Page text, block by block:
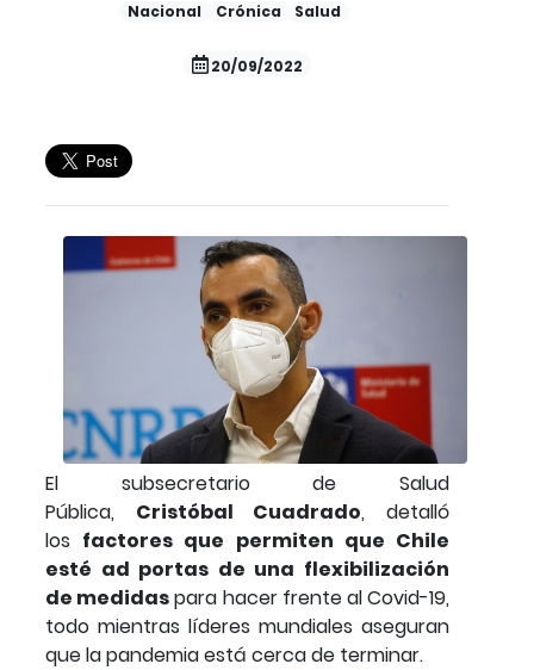
Nacional Crónica Salud
20/09/2022
El subsecretario de Salud
Pública, Cristóbal Cuadrado, detalló
los factores que permiten que Chile
esté ad portas de una flexibilización
de medidaspara hacer frente al Covid-19,
todo mientras líderes mundiales aseguran
que la pandemia está cerca de terminar.